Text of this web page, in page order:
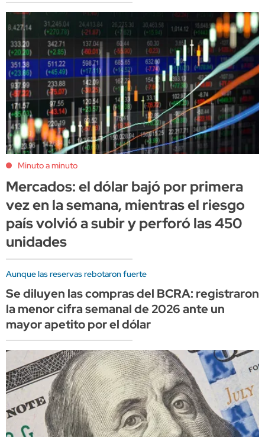
Minuto a minuto
Mercados: el dólar bajó por primera
vez en la semana, mientras el riesgo
país volvió a subir y perforó las 450
unidades
Aunque las reservas rebotaron fuerte
Se diluyen las compras del BCRA: registraron
la menor cifra semanal de 2026 ante un
mayor apetito por el dólar